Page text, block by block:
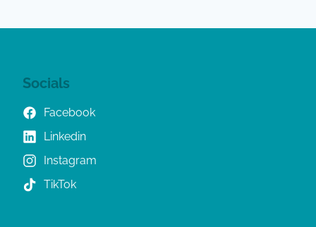
Socials
Facebook
Linkedin
Instagram
TikTok